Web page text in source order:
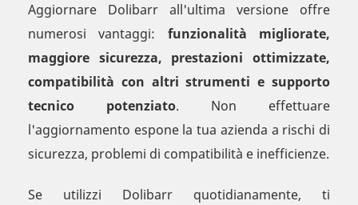
Aggiornare Dolibarr all'ultima versione offre
numerosi vantaggi: funzionalità migliorate,
maggiore sicurezza, prestazioni ottimizzate,
compatibilità con altri strumenti e supporto
tecnico potenziato. Non effettuare
l'aggiornamento espone la tua azienda a rischi di
sicurezza, problemi di compatibilità e inefficienze.
Se utilizzi Dolibarr quotidianamente, ti